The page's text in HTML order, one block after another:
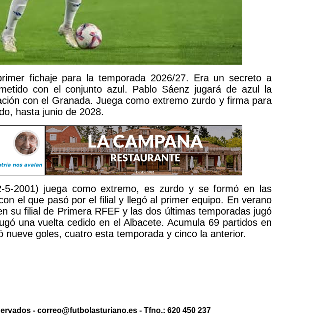
fichaje para la temporada 2026/27. Era un secreto a
con el conjunto azul. Pablo Sáenz jugará de azul la
con el Granada. Juega como extremo zurdo y firma para
hasta junio de 2028.
5-2001) juega como extremo, es zurdo y se formó en las
el que pasó por el filial y llegó al primer equipo. En verano
su filial de Primera RFEF y las dos últimas temporadas jugó
una vuelta cedido en el Albacete. Acumula 69 partidos en
nueve goles, cuatro esta temporada y cinco la anterior.
- correo@futbolasturiano.es - Tfno.: 620 450 237